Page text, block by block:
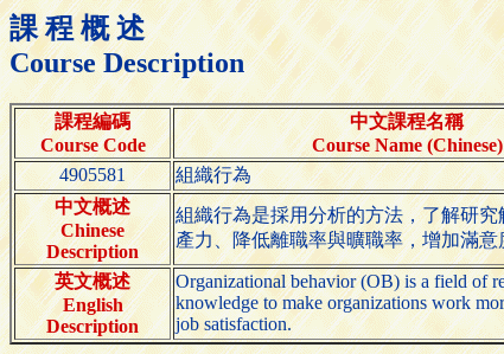
課 程 概 述
Course Description
課程編碼
Course Code
中文課程名稱
Course Name (Chinese)
4905581
組織行為
中文概述
Chinese
Description
組織行為是採用分析的方法，了解研
產力、降低離職率與曠職率，增加滿意
英文概述
English
Description
Organizational behavior (OB) is a field of
knowledge to make organizations work
job satisfaction.